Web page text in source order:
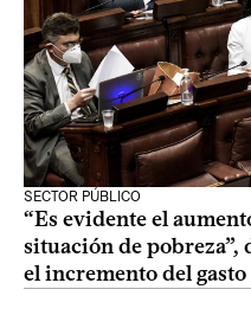
SECTOR PÚBLICO
“Es evidente el
situación de
el incremento del